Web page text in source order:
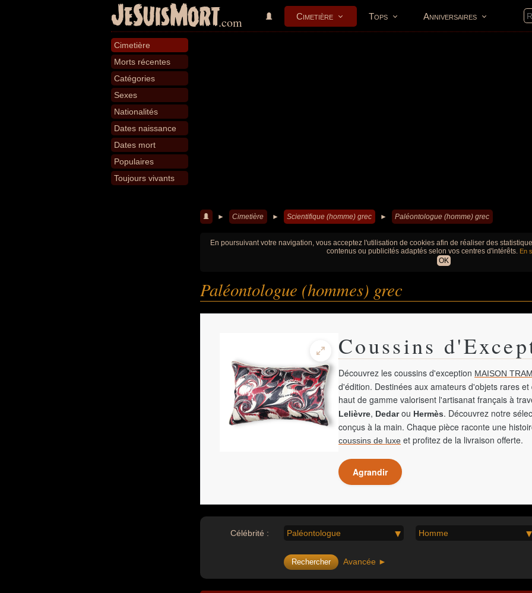
JeSuisMort.com Cimetière Tops Anniversaires
Cimetière
Morts récentes
Catégories
Sexes
Nationalités
Dates naissance
Dates mort
Populaires
Toujours vivants
► Cimetière ► Scientifique (homme) grec ► Paléontologue (homme) grec
En poursuivant votre navigation, vous acceptez l'utilisation de cookies afin de réaliser des
contenus ou publicités adaptés selon vos centres d'intérêts. En
OK
Paléontologue (hommes) grec
Coussins
Découvrez les coussins d'exception MAISON
d'édition. Destinées aux amateurs d'objets rares
haut de gamme valorisent l'artisanat français à
Lelièvre, Dedarou Hermès. Découvrez notre
conçus à la main. Chaque pièce raconte une
coussins de luxe et profitez de la livraison offerte.
Agrandir
Célébrité : Paléontologue Homme
Avancée ►